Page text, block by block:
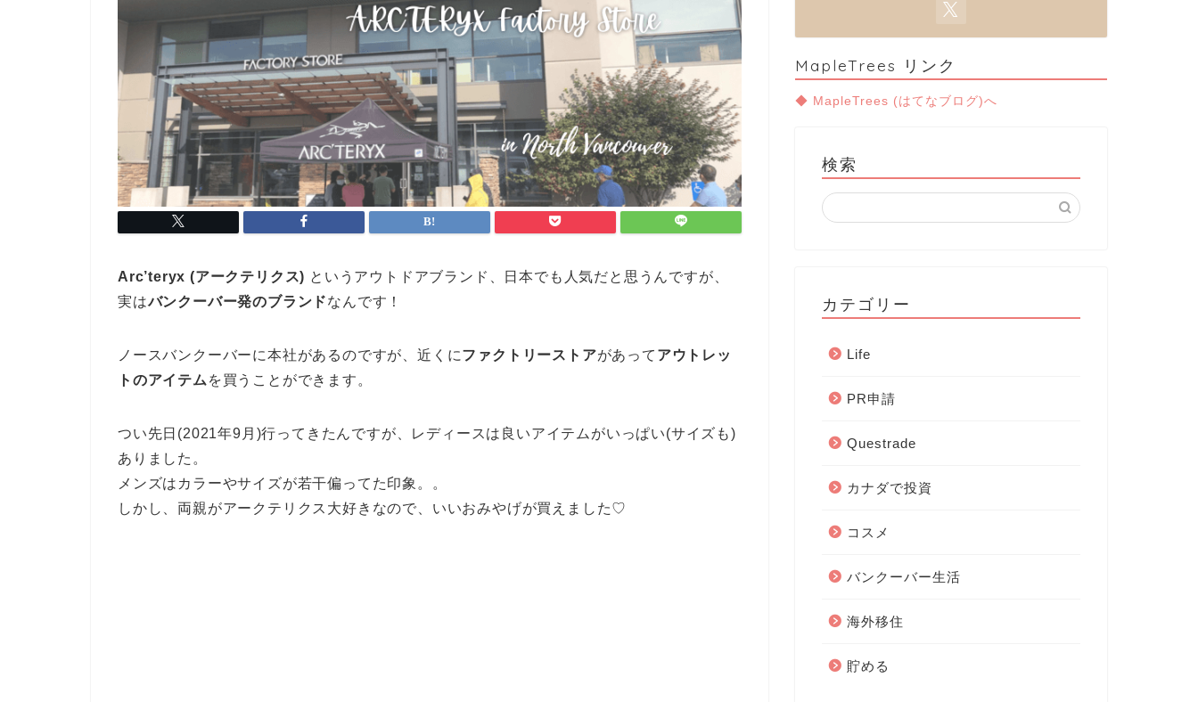
Arc’teryx (アークテリクス) というアウトドアブランド、日本でも人気だと思うんですが、
実はバンクーバー発のブランドなんです！
ノースバンクーバーに本社があるのですが、近くにファクトリーストアがあって アウトレッ
トのアイテム を買うことができます。
つい先日(2021年9月)行ってきたんですが、レディースは良いアイテムがいっぱい(サイズも)
ありました。
メンズはカラーやサイズが若干偏ってた印象。。
しかし、両親がアークテリクス大好きなので、いいおみやげが買えました♡
MapleTrees リンク
◆ MapleTrees (はてなブログ)へ
検索
カテゴリー
Life
PR申請
Questrade
カナダで投資
コスメ
バンクーバー生活
海外移住
貯める